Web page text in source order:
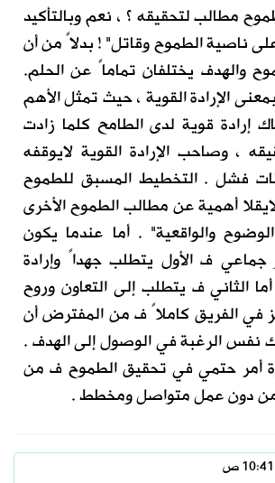
مطالب لتحقيقه ؟ ، نعم وبالتأكيد
ناصية الطموح وقاتل" ! بدلاً من أن
والهدف يختلفان تماماً عن الحلم.
الإرادة القوية ، حيث تمثل الأهم
إرادة قوية لدى الطامح كلما زادت
، وصاحب الإرادة القوية لايوقفه
فشل . التخطيط المسبق للطموح
أهمية عن مطالب الطموح الأخرى
والواقعية" . أما عندما يكون
جماعي ف الأول يتطلب جهداً وإرادة
الثاني ف يتطلب إلى التعاون وروح
في الفريق كاملاً ف من المفترض أن
نفس الرغبة في الوصول إلى الهدف .
أمر حتمي في تحقيق الطموح ف من
دون عمل متواصل ومخطط .